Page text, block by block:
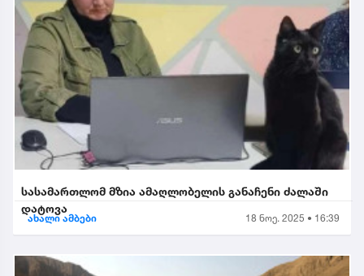
სასამართლომ მზია ამაღლობელის განაჩენი ძალაში
დატოვა
ახალი ამბები 18 ნოე. 2025 • 16:39